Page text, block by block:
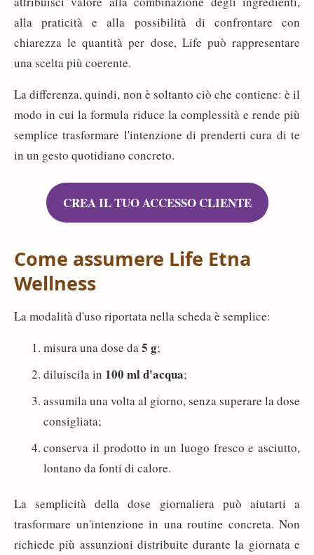
alla praticità e alla possibilità di confrontare con
chiarezza le quantità per dose, Life può rappresentare
una scelta più coerente.
La differenza, quindi, non è soltanto ciò che contiene: è il
modo in cui la formula riduce la complessità e rende più
semplice trasformare l'intenzione di prenderti cura di te
in un gesto quotidiano concreto.
CREA IL TUO ACCESSO CLIENTE
Come assumere Life Etna
Wellness
La modalità d'uso riportata nella scheda è semplice:
misura una dose da5 g;
diluiscila in 100 ml d'acqua;
assumila una volta al giorno, senza superare la dose
consigliata;
conserva il prodotto in un luogo fresco e asciutto,
lontano da fonti di calore.
La semplicità della dose giornaliera può aiutarti a
trasformare un'intenzione in una routine concreta. Non
richiede più assunzioni distribuite durante la giornata e